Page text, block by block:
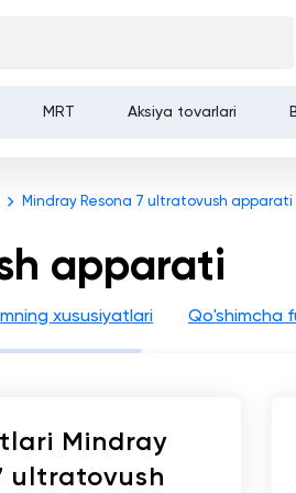
MRT Aksiya tovarlari
Mindray Resona 7 ultratovush apparati
apparati
xususiyatlari Qo'shimcha
Mindray
ultratovush